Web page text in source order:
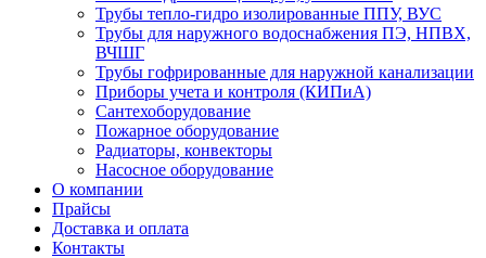
Трубы тепло-гидро изолированные ППУ, ВУС
Трубы для наружного водоснабжения ПЭ, НПВХ,
ВЧШГ
Трубы гофрированные для наружной канализации
Приборы учета и контроля (КИПиА)
Сантехоборудование
Пожарное оборудование
Радиаторы, конвекторы
Насосное оборудование
О компании
Прайсы
Доставка и оплата
Контакты